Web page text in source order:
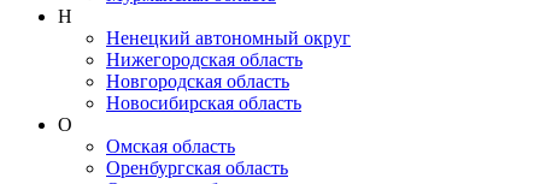
Н
Ненецкий автономный округ
Нижегородская область
Новгородская область
Новосибирская область
О
Омская область
Оренбургская область